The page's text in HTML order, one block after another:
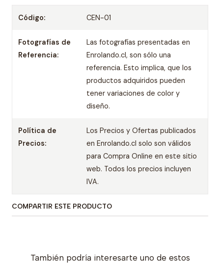
Código: CEN-01
Fotografías de
Referencia:
Las fotografías presentadas en
Enrolando.cl, son sólo una
referencia. Esto implica, que los
productos adquiridos pueden
tener variaciones de color y
diseño.
Política de
Precios:
Los Precios y Ofertas publicados
en Enrolando.cl solo son válidos
para Compra Online en este sitio
web. Todos los precios incluyen
IVA.
COMPARTIR ESTE PRODUCTO
También podría interesarte uno de estos